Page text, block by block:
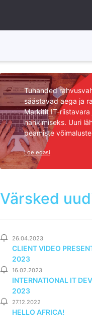
Tuhanded
säästavad aega ja
Markitit IT-
hankimiseks. Uuri
peamiste
Loe edasi
Värsked
26.04.2023
CLIENT VIDEO
2023
16.02.2023
INTERNATIONAL IT
2023
27.12.2022
HELLO AFRICA!